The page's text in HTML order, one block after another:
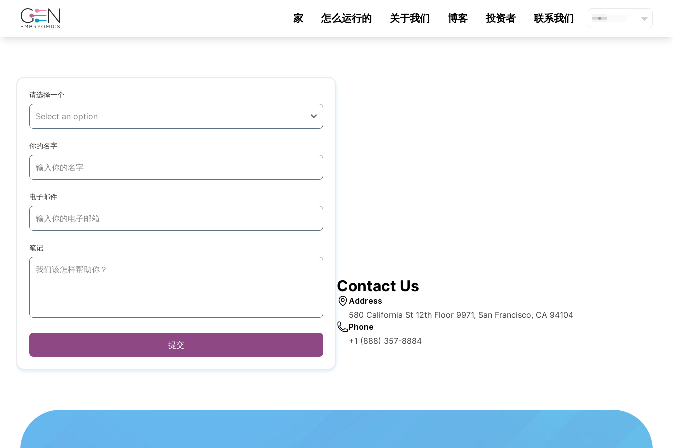
家 怎么运行的 关于我们 博客 投资者 联系我们
请选择一个
你的名字
电子邮件
笔记
提交
Contact Us
Address
580 California St 12th Floor 9971, San Francisco, CA 94104
Phone
+1 (888) 357-8884